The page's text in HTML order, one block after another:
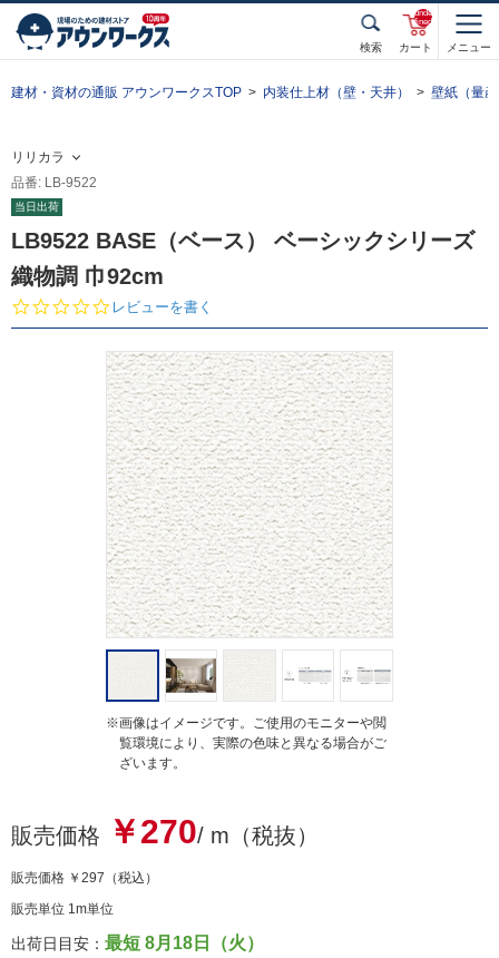
検索 カート
unde
fined
メニュー
建材・資材の通販 アウンワークスTOP 内装仕上材（壁・天井） 壁紙（量
リリカラ
品番: LB-9522
当日出荷
LB9522 BASE（ベース） ベーシックシリーズ
織物調 巾92cm
0.
0
t
a
r
r
a
t
i
n
g
レビューを書く
※画像はイメージです。ご使用のモニターや閲
覧環境により、実際の色味と異なる場合がご
ざいます。
販売価格 ￥270/ m（税抜）
販売価格 ￥297 （税込）
販売単位 1m単位
出荷日目安： 最短 8月18日（火）